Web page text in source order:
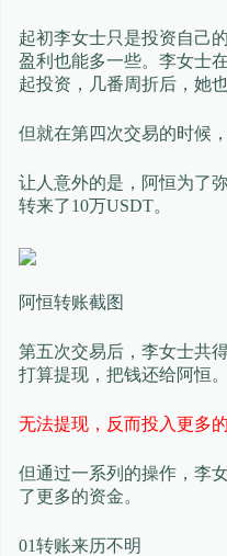
起初李女士只是投资自己
盈利也能多一些。李女士
起投资，几番周折后，她
但就在第四次交易的时候
让人意外的是，阿恒为了
转来了10万USDT。
阿恒转账截图
第五次交易后，李女士共
打算提现，把钱还给阿恒。
无法提现，反而投入更多
但通过一系列的操作，李
了更多的资金。
01转账来历不明